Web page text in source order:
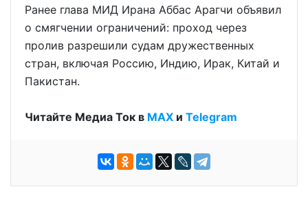
Ранее глава МИД Ирана Аббас Арагчи объявил
о смягчении ограничений: проход через
пролив разрешили судам дружественных
стран, включая Россию, Индию, Ирак, Китай и
Пакистан.
Читайте Медиа Ток в МАХ и Telegram